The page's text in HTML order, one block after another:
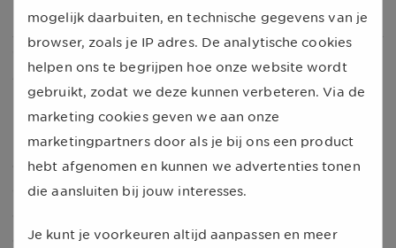
Wordt een second opinion vergoed
vanuit de zorgverzekering?
Een second opinion wordt vergoed als deze wordt
uitgevoerd in een ziekenhuis waar je zorgverzekeraar
een contract mee heeft en je een verwijziging hebt
gekregen. De vergoeding komt uit
eeneigen risicomoet betalen.
mogelijk daarbuiten, en technische gegevens van je
browser, zoals je IP adres. De analytische cookies
helpen ons te begrijpen hoe onze website wordt
gebruikt, zodat we deze kunnen verbeteren. Via de
marketing cookies geven we aan onze
marketingpartners door als je bij ons een product
hebt afgenomen en kunnen we advertenties tonen
die aansluiten bij jouw interesses.
Je kunt je voorkeuren altijd aanpassen en meer